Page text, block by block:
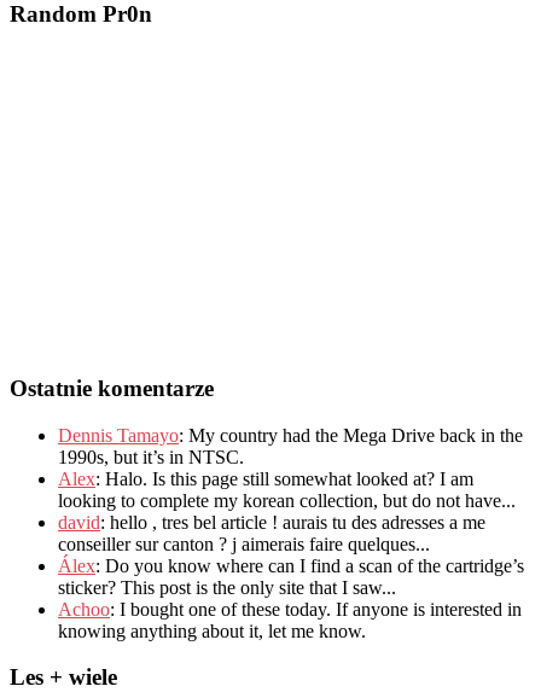
Random Pr0n
Ostatnie komentarze
Dennis Tamayo: My country had the Mega Drive back in the
1990s, but it’s in NTSC.
Alex: Halo. Is this page still somewhat looked at? I am
looking to complete my korean collection, but do not have...
david: hello , tres bel article ! aurais tu des adresses a me
conseiller sur canton ? j aimerais faire quelques...
Álex: Do you know where can I find a scan of the cartridge’s
sticker? This post is the only site that I saw...
Achoo: I bought one of these today. If anyone is interested in
knowing anything about it, let me know.
Les + wiele